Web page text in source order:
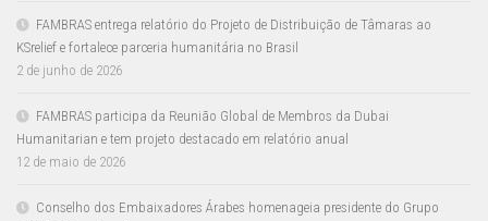
FAMBRAS entrega relatório do Projeto de Distribuição de Tâmaras ao
KSrelief e fortalece parceria humanitária no Brasil
2 de junho de 2026
FAMBRAS participa da Reunião Global de Membros da Dubai
Humanitarian e tem projeto destacado em relatório anual
12 de maio de 2026
Conselho dos Embaixadores Árabes homenageia presidente do Grupo